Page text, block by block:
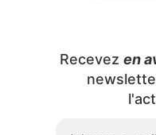
Recevez en